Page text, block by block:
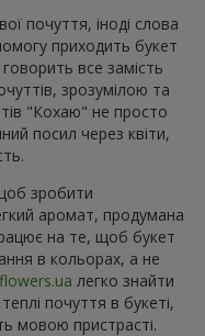
почуття, іноді слова
приходить букет
все замість
зрозумілою та
"Кохаю" не просто
посил через квіти,
зробити
аромат, продумана
на те, щоб букет
в кольорах, а не
flowers.ua легко знайти
почуття в букеті,
мовою пристрасті.